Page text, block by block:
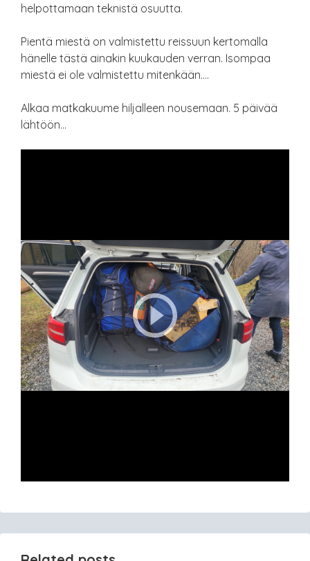
helpottamaan teknistä osuutta.
Pientä miestä on valmistettu reissuun kertomalla
hänelle tästä ainakin kuukauden verran. Isompaa
miestä ei ole valmistettu mitenkään….
Alkaa matkakuume hiljalleen nousemaan. 5 päivää
lähtöön…